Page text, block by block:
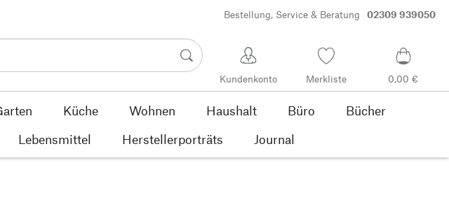
Bestellung, Service & Beratung 02309 939050
Kundenkonto Merkliste 0,00 €
Küche Wohnen Haushalt Büro
Bücher
Lebensmittel Herstellerporträts Journal